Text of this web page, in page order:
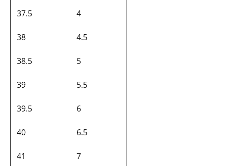
37.5 4
38 4.5
38.5 5
39 5.5
39.5 6
40 6.5
41 7